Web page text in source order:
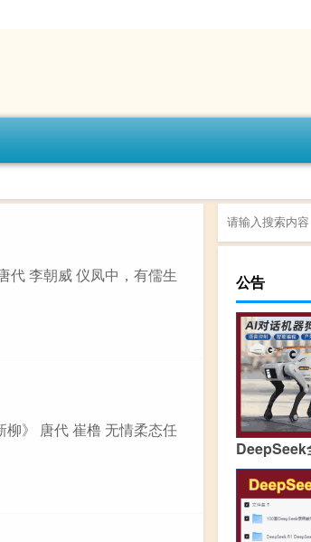
代 李朝威 仪凤中，有儒生
柳》 唐代 崔橹 无情柔态任
公告
DeepSeek